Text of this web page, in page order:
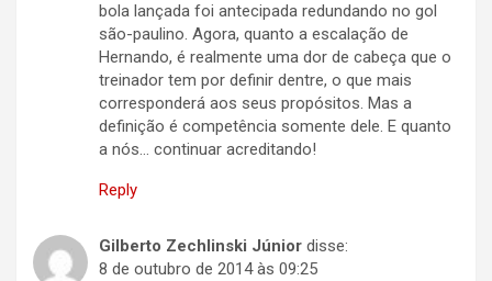
bola lançada foi antecipada redundando no gol
são-paulino. Agora, quanto a escalação de
Hernando, é realmente uma dor de cabeça que o
treinador tem por definir dentre, o que mais
corresponderá aos seus propósitos. Mas a
definição é competência somente dele. E quanto
a nós… continuar acreditando!
Reply
Gilberto Zechlinski Júnior disse:
8 de outubro de 2014 às 09:25